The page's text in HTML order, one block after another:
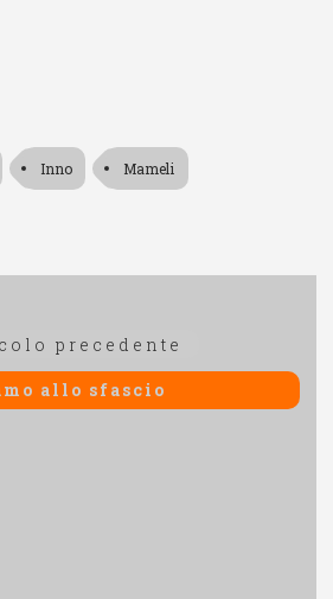
Inno Mameli
precedente
precedente:
allo sfascio